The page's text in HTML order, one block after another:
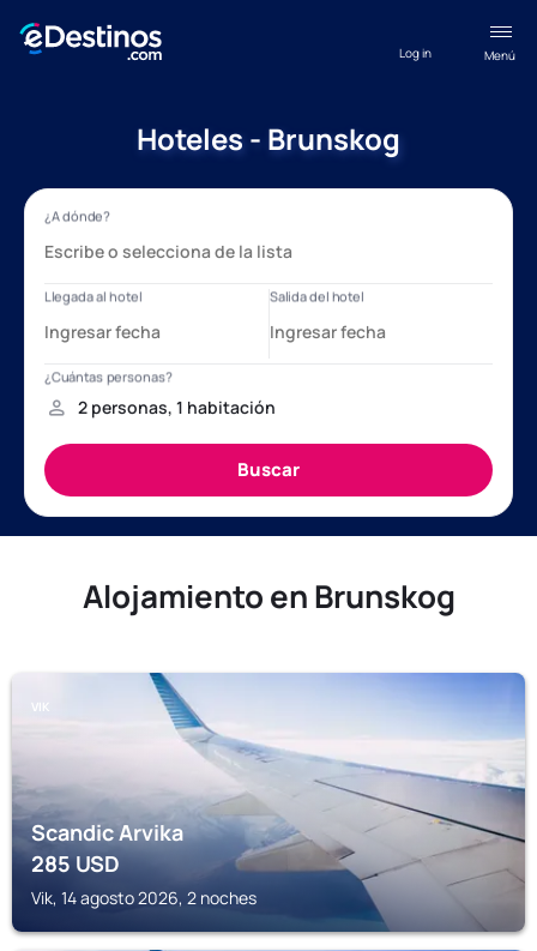
Menú
Log in
Hoteles - Brunskog
Alojamiento en Brunskog
VIK
Scandic Arvika
285USD
Vik, 14 agosto 2026, 2 noches